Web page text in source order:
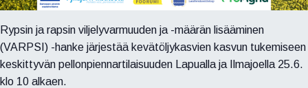
Rypsin ja rapsin viljelyvarmuuden ja -määrän lisääminen
(VARPSI) -hanke järjestää kevätöljykasvien kasvun tukemiseen
keskittyvän pellonpiennartilaisuuden Lapualla ja Ilmajoella 25.6.
klo 10 alkaen.